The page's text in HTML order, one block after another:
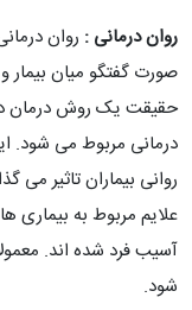
روان درمانی : روان
صورت گفتگو میان بیمار
حقیقت یک روش درمان
درمانی مربوط می شود.
روانی بیماران تاثیر می
علایم مربوط به بیماری
آسیب فرد شده اند.
شود.